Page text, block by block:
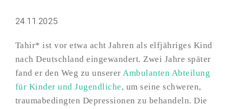
24.11.2025
Tahir* ist vor etwa acht Jahren als elfjähriges Kind
nach Deutschland eingewandert. Zwei Jahre später
fand er den Weg zu unsererAmbulanten Abteilung
für Kinder und Jugendliche, um seine schweren,
traumabedingten Depressionen zu behandeln. Die